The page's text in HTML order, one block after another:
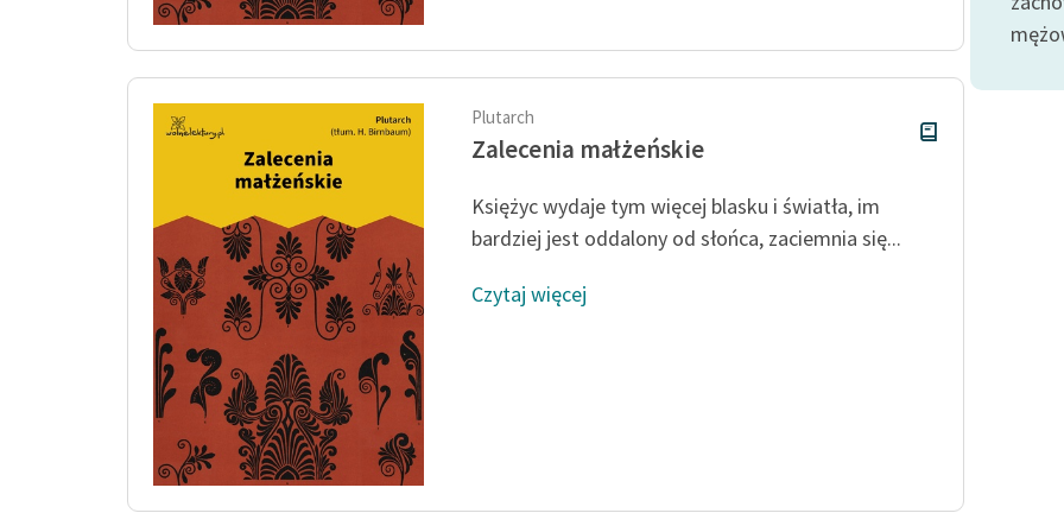
Plutarch
Zalecenia małżeńskie
Księżyc wydaje tym więcej blasku i światła, im
bardziej jest oddalony od słońca, zaciemnia się...
Czytaj więcej